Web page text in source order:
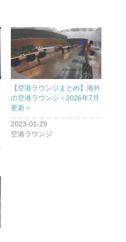
【空港ラウンジまとめ】海外
の空港ラウンジ＜2026年7月
更新＞
2023-01-29
空港ラウンジ